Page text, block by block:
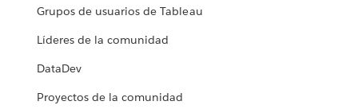
Grupos de usuarios de Tableau
Líderes de la comunidad
DataDev
Proyectos de la comunidad